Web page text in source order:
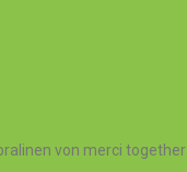
von merci